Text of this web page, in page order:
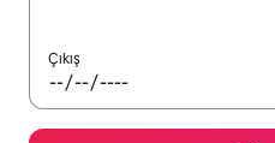
Çıkış